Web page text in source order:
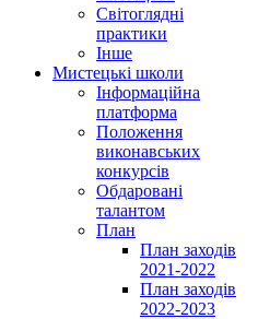
Світоглядні
практики
Інше
Мистецькі школи
Інформаційна
платформа
Положення
виконавських
конкурсів
Обдаровані
талантом
План
План заходів
2021-2022
План заходів
2022-2023